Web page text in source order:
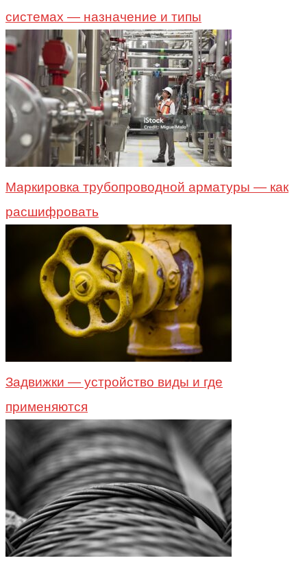
системах — назначение и типы
Маркировка трубопроводной арматуры — как
расшифровать
Задвижки — устройство виды и где
применяются